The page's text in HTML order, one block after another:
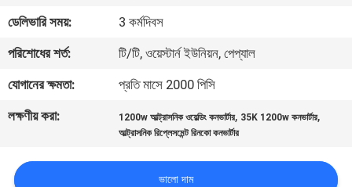
আমাদের
সাথে
যোগাযোগ
করুন
ডেলিভারি সময়:
3 কর্মদিবস
পরিশোধের শর্ত:
টি/টি, ওয়েস্টার্ন ইউনিয়ন, পেপ্যাল
যোগানের ক্ষমতা:
প্রতি মাসে 2000 পিসি
লক্ষণীয় করা:
1200w আল্ট্রাসনিক ওয়েল্ডিং কনভার্টার, 35K 1200w কনভার্টার,
আল্ট্রাসনিক রিপ্লেসমেন্ট রিনকো কনভার্টার
ভালো দাম